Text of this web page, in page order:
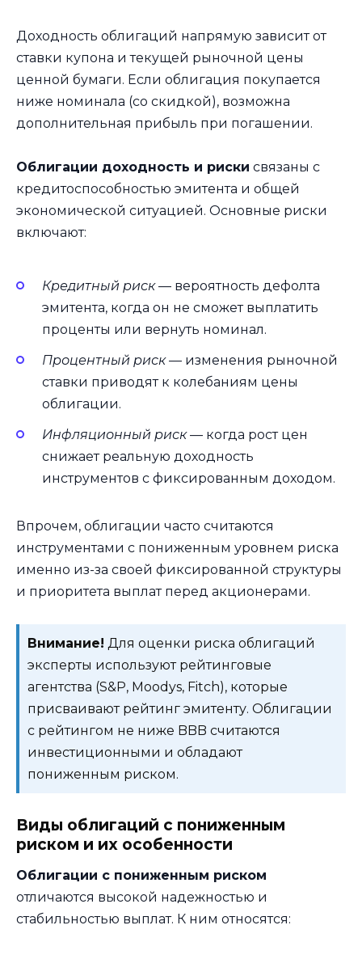
Доходность облигаций напрямую зависит от
ставки купона и текущей рыночной цены
ценной бумаги. Если облигация покупается
ниже номинала (со скидкой), возможна
дополнительная прибыль при погашении.
Облигации доходность и риски связаны с
кредитоспособностью эмитента и общей
экономической ситуацией. Основные риски
включают:
Кредитный риск— вероятность дефолта
эмитента, когда он не сможет выплатить
проценты или вернуть номинал.
Процентный риск— изменения рыночной
ставки приводят к колебаниям цены
облигации.
Инфляционный риск— когда рост цен
снижает реальную доходность
инструментов с фиксированным доходом.
Впрочем, облигации часто считаются
инструментами с пониженным уровнем риска
именно из-за своей фиксированной структуры
и приоритета выплат перед акционерами.
Внимание! Для оценки риска облигаций
эксперты используют рейтинговые
агентства (S&P, Moodys, Fitch), которые
присваивают рейтинг эмитенту. Облигации
с рейтингом не ниже BBB считаются
инвестиционными и обладают
пониженным риском.
Виды облигаций с пониженным
риском и их особенности
Облигации с пониженным риском
отличаются высокой надежностью и
стабильностью выплат. К ним относятся: